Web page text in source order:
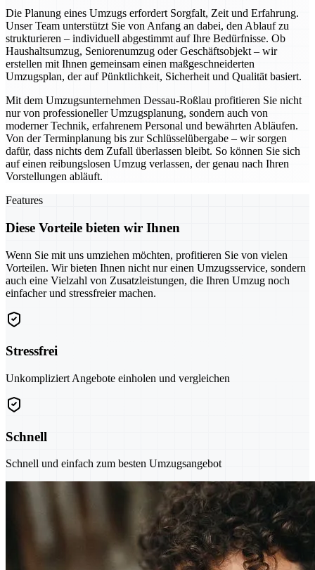
Die Planung eines Umzugs erfordert Sorgfalt, Zeit und Erfahrung.
Unser Team unterstützt Sie von Anfang an dabei, den Ablauf zu
strukturieren – individuell abgestimmt auf Ihre Bedürfnisse. Ob
Haushaltsumzug, Seniorenumzug oder Geschäftsobjekt – wir
erstellen mit Ihnen gemeinsam einen maßgeschneiderten
Umzugsplan, der auf Pünktlichkeit, Sicherheit und Qualität basiert.
Mit dem Umzugsunternehmen Dessau-Roßlau profitieren Sie nicht
nur von professioneller Umzugsplanung, sondern auch von
moderner Technik, erfahrenem Personal und bewährten Abläufen.
Von der Terminplanung bis zur Schlüsselübergabe – wir sorgen
dafür, dass nichts dem Zufall überlassen bleibt. So können Sie sich
auf einen reibungslosen Umzug verlassen, der genau nach Ihren
Vorstellungen abläuft.
Features
Diese Vorteile bieten wir Ihnen
Wenn Sie mit uns umziehen möchten, profitieren Sie von vielen
Vorteilen. Wir bieten Ihnen nicht nur einen Umzugsservice, sondern
auch eine Vielzahl von Zusatzleistungen, die Ihren Umzug noch
einfacher und stressfreier machen.
Stressfrei
Unkompliziert Angebote einholen und vergleichen
Schnell
Schnell und einfach zum besten Umzugsangebot